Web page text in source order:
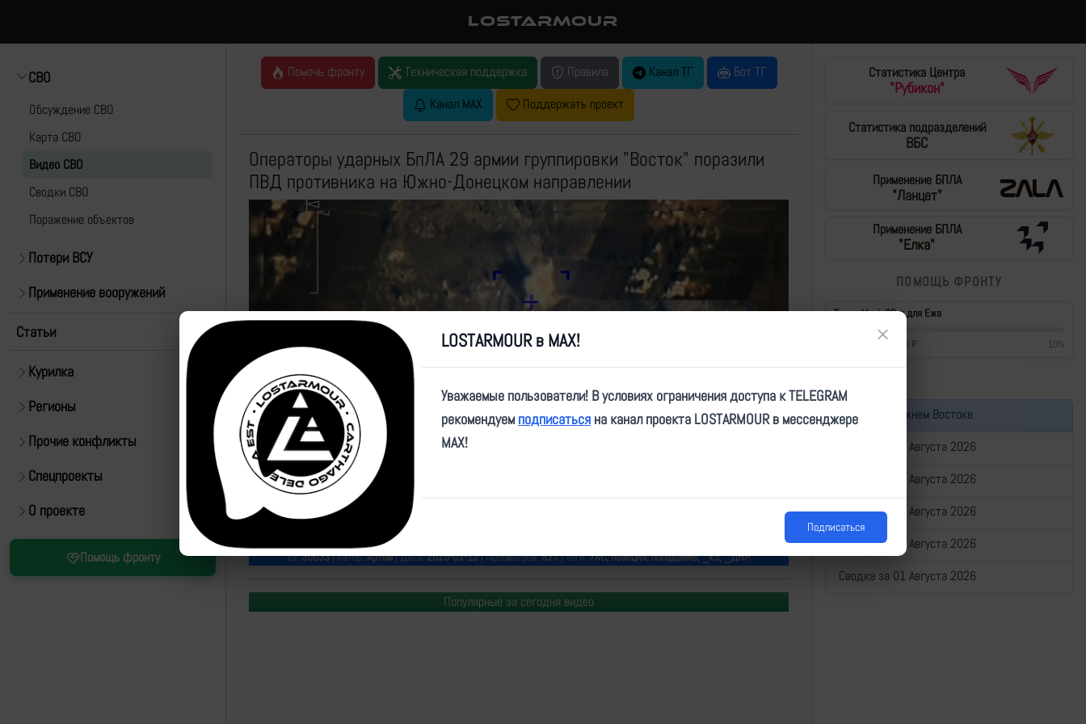
LOSTARMOUR
СВО
Обсуждение СВО
Карта СВО
Видео СВО
Cводки СВО
Поражение объектов
Потери ВСУ
Применение вооружений
Статьи
Курилка
Регионы
Прочие конфликты
Спецпроекты
О проекте
Помощь фронту
Помочь фронту Техническая поддержка Правила Канал ТГ
Бот ТГ
Канал MAX
Поддержать проект
Операторы ударных БпЛА 29 армии группировки "Восток" поразили
ПВД противника на Южно-Донецком направлении
Play
Video
Источник:https://t.me/voin_dv/12739
ID:30033| Автор:Артем| Дата:2025-01-12| Просмотров:827| Теги:УАС, позиция, попадание, _х3, _ДНР
Популярные за сегодня видео
Статистика Центра
"Рубикон"
Статистика подразделений
ВБС
Применение БПЛА
"Ланцет"
Применение БПЛА
"Елка"
ПОМОЩЬ ФРОНТУ
Тушки Mavic3Pro для Ежа
430 000 ₽ 10%
Война на Ближнем Востоке
Сводка за 05 Августа 2026
Сводка за 04 Августа 2026
Сводка за 03 Августа 2026
Сводка за 02 Августа 2026
Сводка за 01 Августа 2026
LOSTARMOUR в MAX! ×
Уважаемые пользователи! В условиях ограничения доступа к TELEGRAM
рекомендуем подписаться на канал проекта LOSTARMOUR в мессенджере
MAX!
Подписаться